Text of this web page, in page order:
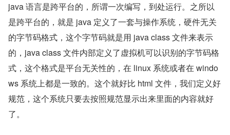
java 语言是跨平台的，所谓一次编写，到处运行。之所以
是跨平台的，就是 java 定义了一套与操作系统，硬件无关
的字节码格式，这个字节码就是用 java class 文件来表示
的，java class 文件内部定义了虚拟机可以识别的字节码格
式，这个格式是平台无关性的，在 linux 系统或者在 windo
ws 系统上都是一致的。这个就好比 html 文件，我们定义好
规范，这个系统只要去按照规范显示出来里面的内容就好
了。